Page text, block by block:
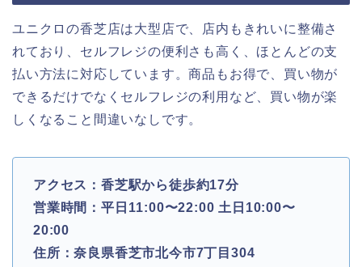
ユニクロの香芝店は大型店で、店内もきれいに整備さ
れており、セルフレジの便利さも高く、ほとんどの支
払い方法に対応しています。商品もお得で、買い物が
できるだけでなくセルフレジの利用など、買い物が楽
しくなること間違いなしです。
アクセス：香芝駅から徒歩約17分
営業時間：平日11:00〜22:00 土日10:00〜
20:00
住所：奈良県香芝市北今市7丁目304